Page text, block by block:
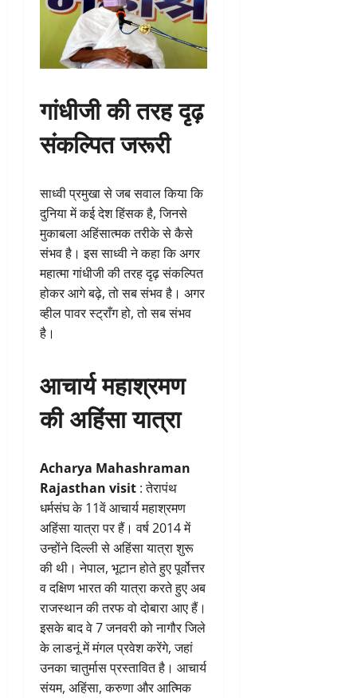
गांधीजी की तरह दृढ़
संकल्पित जरूरी
साध्वी प्रमुखा से जब सवाल किया कि
दुनिया में कई देश हिंसक है, जिनसे
मुकाबला अहिंसात्मक तरीके से कैसे
संभव है। इस साध्वी ने कहा कि अगर
महात्मा गांधीजी की तरह दृढ़ संकल्पित
होकर आगे बढ़े, तो सब संभव है। अगर
व्हील पावर स्ट्राँग हो, तो सब संभव
है।
आचार्य महाश्रमण
की अहिंसा यात्रा
Acharya Mahashraman
Rajasthan visit : तेरापंथ
धर्मसंघ के 11वें आचार्य महाश्रमण
अहिंसा यात्रा पर हैं। वर्ष 2014 में
उन्होंने दिल्ली से अहिंसा यात्रा शुरू
की थी। नेपाल, भूटान होते हुए पूर्वोत्तर
व दक्षिण भारत की यात्रा करते हुए अब
राजस्थान की तरफ वो दोबारा आए हैं।
इसके बाद वे 7 जनवरी को नागौर जिले
के लाडनूं में मंगल प्रवेश करेंगे, जहां
उनका चातुर्मास प्रस्तावित है। आचार्य
संयम, अहिंसा, करुणा और आत्मिक